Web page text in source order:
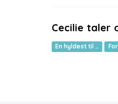
Cecilie taler
En hyldest til …